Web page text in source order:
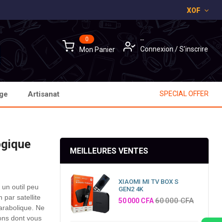
XOF
0
Mon Panier
--
Connexion/S'inscrire
Artisanat SPECIAL OFFER
outil peu
par satellite
Ne
dont vous
MEILLEURES VENTES
XIAOMI MI TV BOX S
GEN2 4K
Prix
50 000 CFA60 000 CFA
×
×
×